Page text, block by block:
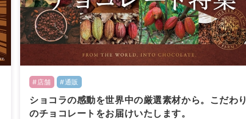
#店舗 #通販
ショコラの感動を世界中の厳選素材から。こだわり
のチョコレートをお届けいたします。